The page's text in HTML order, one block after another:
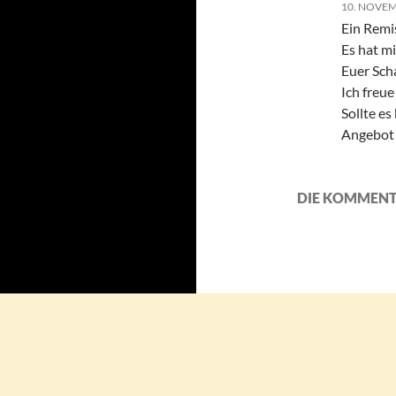
10.
Ein
Es hat
Euer
Ich
Sollte es
DIE